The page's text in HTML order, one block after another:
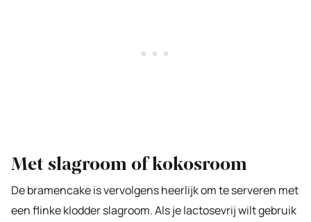
Met slagroom of kokosroom
De bramencake is vervolgens heerlijk om te serveren met
een flinke klodder slagroom. Als je lactosevrij wilt gebruik